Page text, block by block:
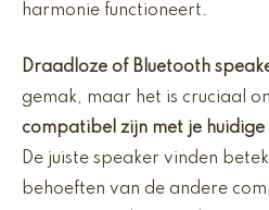
harmonie functioneert.
Draadloze of Bluetooth
gemak, maar het is cruciaal
compatibel zijn met je huidige
De juiste speaker vinden
behoeften van de andere